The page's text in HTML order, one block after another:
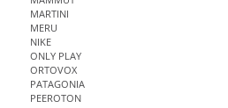
MARTINI
MERU
NIKE
ONLY PLAY
ORTOVOX
PATAGONIA
PEEROTON